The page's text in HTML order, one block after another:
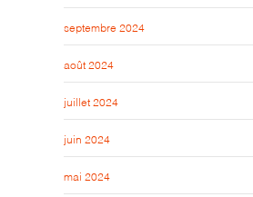
septembre 2024
août 2024
juillet 2024
juin 2024
mai 2024